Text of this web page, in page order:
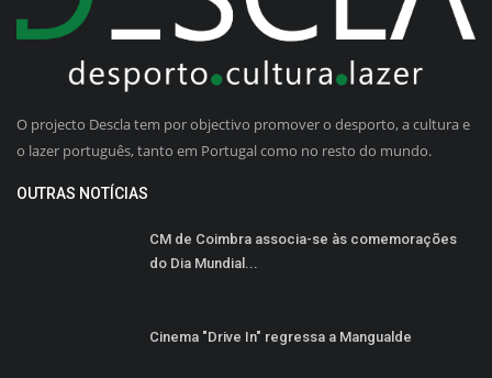
O projecto Descla tem por objectivo promover o desporto, a cultura e
o lazer português, tanto em Portugal como no resto do mundo.
OUTRAS NOTÍCIAS
CM de Coimbra associa-se às comemorações
do Dia Mundial...
Cinema "Drive In" regressa a Mangualde